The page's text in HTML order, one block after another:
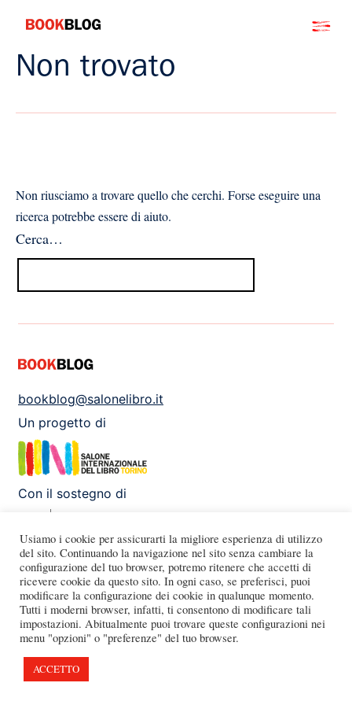
contenuto
Bookblog
Non trovato
Non riusciamo a trovare quello che cerchi. Forse eseguire una
ricerca potrebbe essere di aiuto.
Cerca…
bookblog@salonelibro.it
Un progetto di
Con il sostegno di
FacebookInstagram
X Youtube
Usiamo i cookie per assicurarti la migliore esperienza di utilizzo
del sito. Continuando la navigazione nel sito senza cambiare la
configurazione del tuo browser, potremo ritenere che accetti di
ricevere cookie da questo sito. In ogni caso, se preferisci, puoi
modificare la configurazione dei cookie in qualunque momento.
Tutti i moderni browser, infatti, ti consentono di modificare tali
impostazioni. Abitualmente puoi trovare queste configurazioni nei
menu "opzioni" o "preferenze" del tuo browser.
ACCETTO